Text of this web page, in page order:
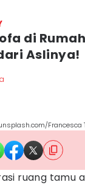
di
Aslinya!
Francesca
ruang tamu